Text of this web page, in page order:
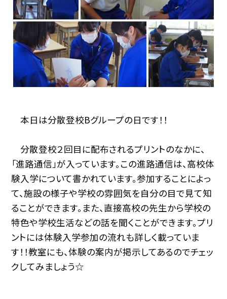
本日は分散登校Bグループの日です！！
分散登校２回目に配布されるプリントのなかに、
「進路通信」が入っています。この進路通信は、高校体
験入学について書かれています。参加することによっ
て、施設の様子や学校の雰囲気を自分の目で見て知
ることができます。また、直接高校の先生から学校の
特色や学校生活などの話を聞くことができます。プリ
ントには体験入学参加の流れも詳しく載っていま
す！！教室にも、体験の案内が掲示してあるのでチェッ
クしてみましょう☆